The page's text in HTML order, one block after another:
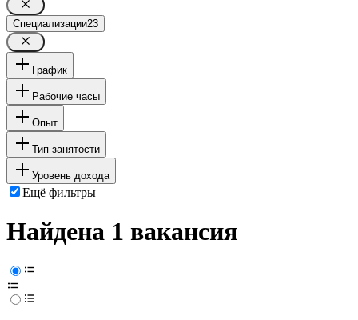
Специализации23
График
Рабочие часы
Опыт
Тип занятости
Уровень дохода
Ещё фильтры
Найдена 1 вакансия